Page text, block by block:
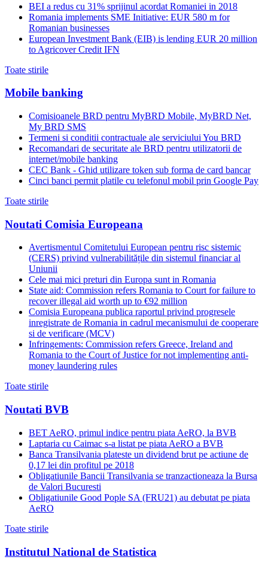
BEI a redus cu 31% sprijinul acordat Romaniei in 2018
Romania implements SME Initiative: EUR 580 m for
Romanian businesses
European Investment Bank (EIB) is lending EUR 20 million
to Agricover Credit IFN
Toate stirile
Mobile banking
Comisioanele BRD pentru MyBRD Mobile, MyBRD Net,
My BRD SMS
Termeni si conditii contractuale ale serviciului You BRD
Recomandari de securitate ale BRD pentru utilizatorii de
internet/mobile banking
CEC Bank - Ghid utilizare token sub forma de card bancar
Cinci banci permit platile cu telefonul mobil prin Google Pay
Toate stirile
Noutati Comisia Europeana
Avertismentul Comitetului European pentru risc sistemic
(CERS) privind vulnerabilitățile din sistemul financiar al
Uniunii
Cele mai mici preturi din Europa sunt in Romania
State aid: Commission refers Romania to Court for failure to
recover illegal aid worth up to €92 million
Comisia Europeana publica raportul privind progresele
inregistrate de Romania in cadrul mecanismului de cooperare
si de verificare (MCV)
Infringements: Commission refers Greece, Ireland and
Romania to the Court of Justice for not implementing anti-
money laundering rules
Toate stirile
Noutati BVB
BET AeRO, primul indice pentru piata AeRO, la BVB
Laptaria cu Caimac s-a listat pe piata AeRO a BVB
Banca Transilvania plateste un dividend brut pe actiune de
0,17 lei din profitul pe 2018
Obligatiunile Bancii Transilvania se tranzactioneaza la Bursa
de Valori Bucuresti
Obligatiunile Good Pople SA (FRU21) au debutat pe piata
AeRO
Toate stirile
Institutul National de Statistica